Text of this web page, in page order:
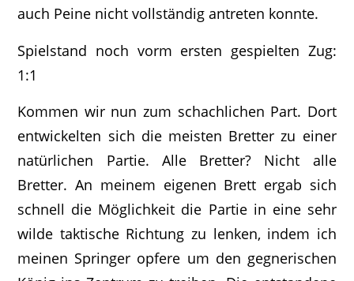
auch Peine nicht vollständig antreten konnte.
Spielstand noch vorm ersten gespielten Zug:
1:1
Kommen wir nun zum schachlichen Part. Dort
entwickelten sich die meisten Bretter zu einer
natürlichen Partie. Alle Bretter? Nicht alle
Bretter. An meinem eigenen Brett ergab sich
schnell die Möglichkeit die Partie in eine sehr
wilde taktische Richtung zu lenken, indem ich
meinen Springer opfere um den gegnerischen